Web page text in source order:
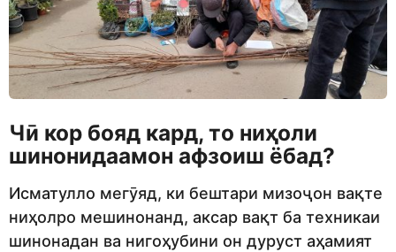
Чӣ кор бояд кард, то ниҳоли
шинонидаамон афзоиш ёбад?
Исматулло мегӯяд, ки бештари мизоҷон вақте
ниҳолро мешинонанд, аксар вақт ба техникаи
шинонадан ва нигоҳубини он дуруст аҳамият